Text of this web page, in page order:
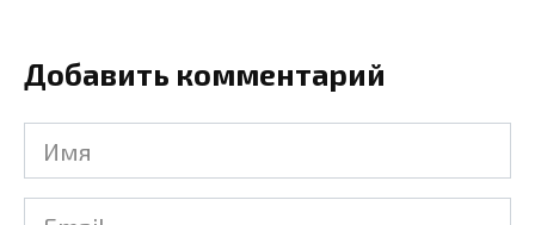
Добавить комментарий
Имя
Email